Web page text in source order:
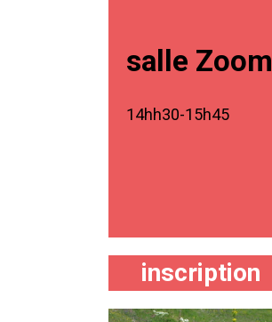
salle Zoom
14hh30-15h45
inscription